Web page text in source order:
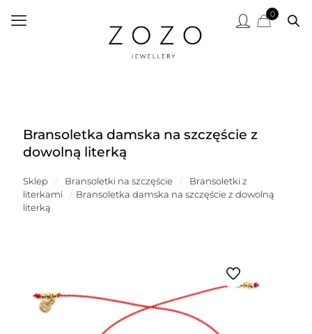
0
Bransoletka damska na szczęście z
dowolną literką
Sklep / Bransoletki na szczęście /
Bransoletki z
literkami
/ Bransoletka damska na szczęście z dowolną
literką